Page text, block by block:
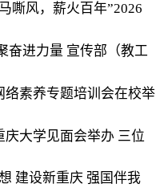
嘶风，薪火百年”2026
奋进力量 宣传部（教工
络素养专题培训会在校举
庆大学见面会举办 三位
建设新重庆 强国伴我